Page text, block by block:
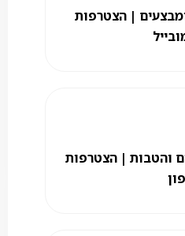
| הצטרפות
והטבות | הצטרפות